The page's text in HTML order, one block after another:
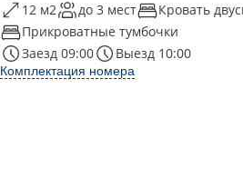
12 м2 до 3 мест
Кровать
Прикроватные тумбочки
Заезд 09:00
Выезд 10:00
Комплектация номера